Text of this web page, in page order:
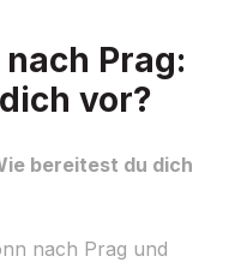
Prag:
vor?
bereitest du dich
nach Prag und